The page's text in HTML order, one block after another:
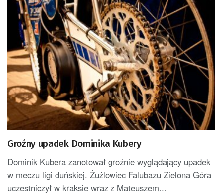
Groźny upadek Dominika Kubery
Dominik Kubera zanotował groźnie wyglądający upadek
w meczu ligi duńskiej. Żużlowiec Falubazu Zielona Góra
uczestniczył w kraksie wraz z Mateuszem...